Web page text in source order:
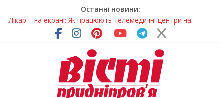
Останні новини:
Лікар – на екрані: Як працюють телемедичні центри на
Дніпропетровщині
У Дніпрі триває масштабна підготовка до опалювального
Пошуки тривають: на Дніпропетровщині досліджують місце
розташування легендарного монастиря (Фото)
Ветерани Дніпропетровщини отримують шанс на власне